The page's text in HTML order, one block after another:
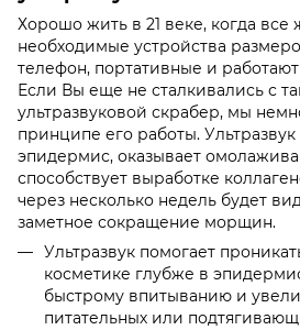
Хорошо жить в 21 веке, когда все
необходимые устройства
телефон, портативные и работают
Если Вы еще не сталкивались с
ультразвуковой скрабер, мы
принципе его работы.
эпидермис, оказывает
способствует выработке
через несколько недель будет
заметное сокращение морщин.
Ультразвук помогает
косметике глубже в
быстрому впитыванию и
питательных или